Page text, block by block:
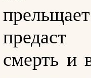
смерть и